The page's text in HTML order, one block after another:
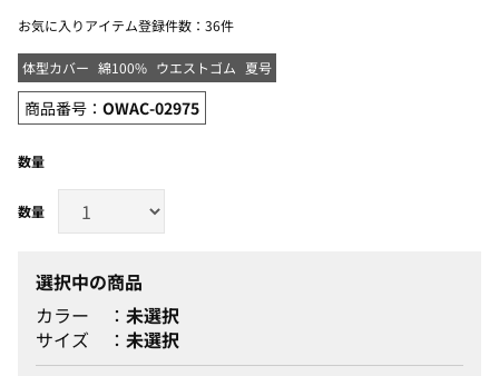
お気に入りアイテム登録件数： 36件
体型カバー 綿100% ウエストゴム 夏号
商品番号： OWAC-02975
数量
選択中の商品
カラー
未選択
サイズ
未選択